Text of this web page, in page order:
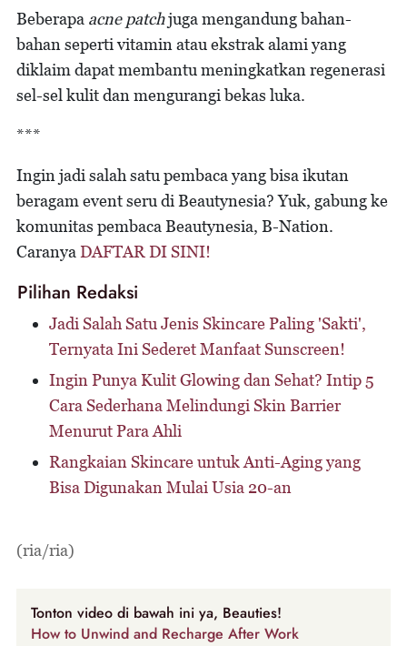
Beberapa acne patchjuga mengandung bahan-
bahan seperti vitamin atau ekstrak alami yang
diklaim dapat membantu meningkatkan regenerasi
sel-sel kulit dan mengurangi bekas luka.
***
Ingin jadi salah satu pembaca yang bisa ikutan
beragam event seru di Beautynesia? Yuk, gabung ke
komunitas pembaca Beautynesia, B-Nation.
CaranyaDAFTAR DI SINI!
Pilihan Redaksi
Jadi Salah Satu Jenis Skincare Paling 'Sakti',
Ternyata Ini Sederet Manfaat Sunscreen!
Ingin Punya Kulit Glowing dan Sehat? Intip 5
Cara Sederhana Melindungi Skin Barrier
Menurut Para Ahli
Rangkaian Skincare untuk Anti-Aging yang
Bisa Digunakan Mulai Usia 20-an
(ria/ria)
Tonton video di bawah ini ya, Beauties!
How to Unwind and Recharge After Work